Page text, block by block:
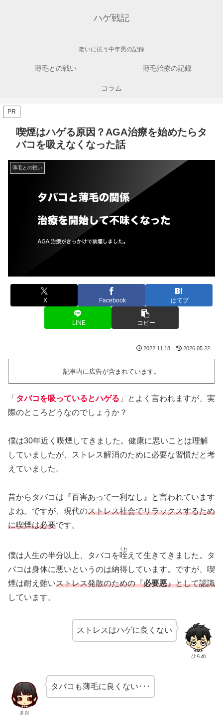
ハゲ戦記
老いに抗う中年男の記録
薄毛との戦い 薄毛治療の記録
コラム
PR
喫煙はハゲる原因？AGA治療を始めたらタ
バコを吸えなくなった話
薄毛との戦い
X Facebook はてブ
LINE コピー
2022.11.18 2026.05.22
記事内に広告が含まれています。
「 タバコを吸っているとハゲる 」とよく言われますが、実
際のところどうなのでしょうか？
僕は30年近く喫煙してきました。健康に悪いことは理解
していましたが、ストレス解消のために必要な習慣だと考
えていました。
昔からタバコは『百害あって一利なし』と言われています
よね。ですが、現代のストレス社会でリラックスするため
に喫煙は必要です。
僕は人生の半分以上、タバコを咥
くわ
えて生きてきました。タ
バコは身体に悪いというのは納得しています。ですが、喫
煙は耐え難いストレス発散のための『必要悪』として認識
しています。
ひらめ
ストレスはハゲに良くない
まお
タバコも薄毛に良くない･･･